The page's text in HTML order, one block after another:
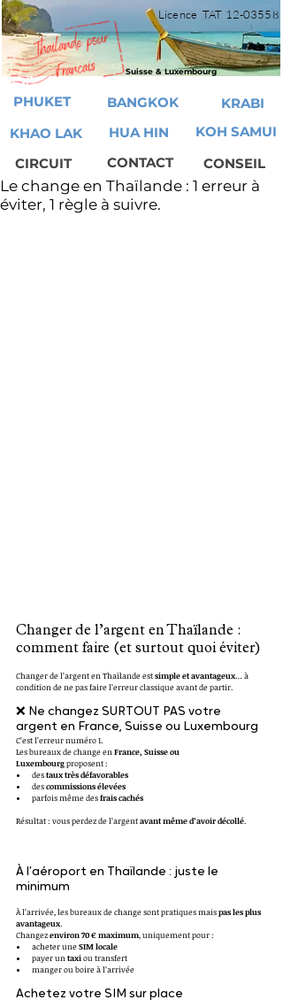
Licence TAT 12-03558
PHUKET BANGKOK
KRABI
KHAO LAK
HUA HIN
KOH SAMUI
CONTACT
CONSEIL
CIRCUIT
Suisse & Luxembourg
Le change en Thaïlande : 1 erreur à
éviter, 1 règle à suivre.
Changer de l’argent en Thaïlande :
comment faire (et surtout quoi éviter)
Changer de l’argent en Thaïlande est simple et avantageux… à
condition de ne pas faire l’erreur classique avant de partir.
❌ Ne changez SURTOUT PAS votre
argent en France, Suisse ou Luxembourg
C’est l’erreur numéro 1.
Les bureaux de change en France, Suisse ou
Luxembourg proposent :
des taux très défavorables
des commissions élevées
parfois même des frais cachés
Résultat : vous perdez de l’argent avant même d’avoir décollé.
À l’aéroport en Thaïlande : juste le
minimum
À l’arrivée, les bureaux de change sont pratiques mais pas les plus
avantageux.
Changez environ 70 € maximum, uniquement pour :
acheter une SIM locale
payer un taxi ou transfert
manger ou boire à l’arrivée
Achetez votre SIM sur place